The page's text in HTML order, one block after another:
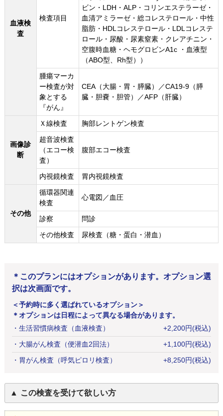
血液検
査
検査項目
ビン・LDH・ALP・コリンエステラーゼ・
血清アミラーゼ・総コレステロール・中性
脂肪・HDLコレステロール・LDLコレステ
ロール・尿酸・尿素窒素・クレアチニン・
空腹時血糖・ヘモグロビンA1c ・血液型
（ABO型、Rh型））
腫瘍マーカ
ー検査が対
象とする
『がん』
CEA（大腸・胃・膵臓）／CA19-9（膵
臓・胆嚢・胆管）／AFP（肝臓）
画像診
断
Ｘ線検査
胸部レントゲン検査
超音波検査
（エコー検
査）
腹部エコー検査
内視鏡検査 胃内視鏡検査
その他
循環器関連
検査
心電図／血圧
診察
問診
その他検査
尿検査（糖・蛋白・潜血）
＊このプランにはオプションがあります。オプション選
択は次画面です。
＜予約時に多く選ばれているオプション＞
＊オプションは日程によって異なる場合があります。
・ 生活習慣病検査（血液検査） +2,200円(税込)
・ 大腸がん検査（便潜血2回法） +1,100円(税込)
・ 胃がん検査（呼気ピロリ検査） +8,250円(税込)
この検査を受けて欲しい方